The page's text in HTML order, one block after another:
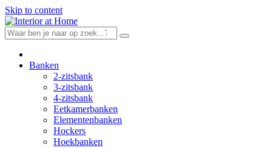
Skip to content
Banken
2-zitsbank
3-zitsbank
4-zitsbank
Eetkamerbanken
Elementenbanken
Hockers
Hoekbanken